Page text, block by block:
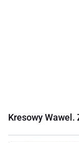
Kresowy Wawel.